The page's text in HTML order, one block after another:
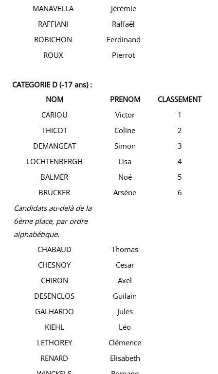
MANAVELLA
Jérémie
RAFFIANI
Raffaël
ROBICHON
Ferdinand
ROUX
Pierrot
CATEGORIE D (-17 ans) :
NOM
PRENOM
CLASSEMENT
CARIOU
Victor
1
THICOT
Coline
2
DEMANGEAT
Simon
3
LOCHTENBERGH
Lisa
4
BALMER
Noé
5
BRUCKER
Arsène
6
Candidats au-delà de la
6ème place, par ordre
alphabétique.
CHABAUD
Thomas
CHESNOY
Cesar
CHIRON
Axel
DESENCLOS
Guilain
GALHARDO
Jules
KIEHL
Léo
LETHOREY
Clémence
RENARD
Elisabeth